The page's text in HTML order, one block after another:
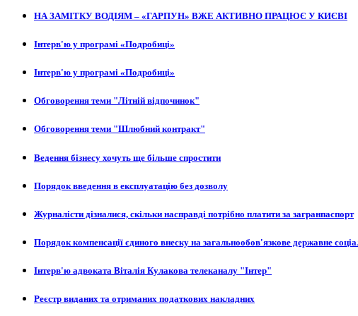
НА ЗАМІТКУ ВОДІЯМ – «ГАРПУН» ВЖЕ АКТИВНО ПРАЦЮЄ У КИЄВІ
Інтерв'ю у програмі «Подробиці»
Інтерв'ю у програмі «Подробиці»
Обговорення теми "Літній відпочинок"
Обговорення теми "Шлюбний контракт"
Ведення бізнесу хочуть ще більше спростити
Порядок введення в експлуатацію без дозволу
Журналісти дізналися, скільки насправді потрібно платити за загранпаспорт
Порядок компенсації єдиного внеску на загальнообов'язкове державне
Інтерв'ю адвоката Віталія Кулакова телеканалу "Інтер"
Реєстр виданих та отриманих податкових накладних